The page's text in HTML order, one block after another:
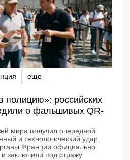
еще
полицию»: российских
о фальшивых QR-
мира получил очередной
и технологический удар.
Франции официально
заключили под стражу